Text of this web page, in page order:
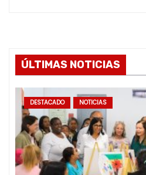
ÚLTIMAS NOTICIAS
DESTACADO NOTICIAS